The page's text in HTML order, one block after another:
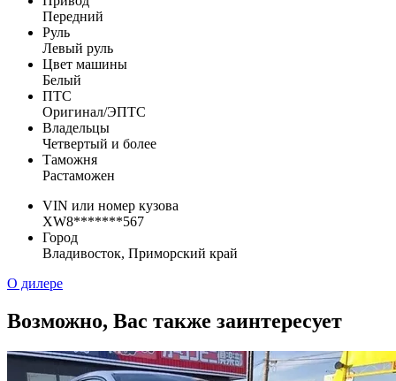
Передний
Руль
Левый руль
Цвет машины
Белый
ПТС
Оригинал/ЭПТС
Владельцы
Четвертый и более
Таможня
Растаможен
VIN или номер кузова
XW8*******567
Город
Владивосток, Приморский край
О дилере
Возможно, Вас также заинтересует